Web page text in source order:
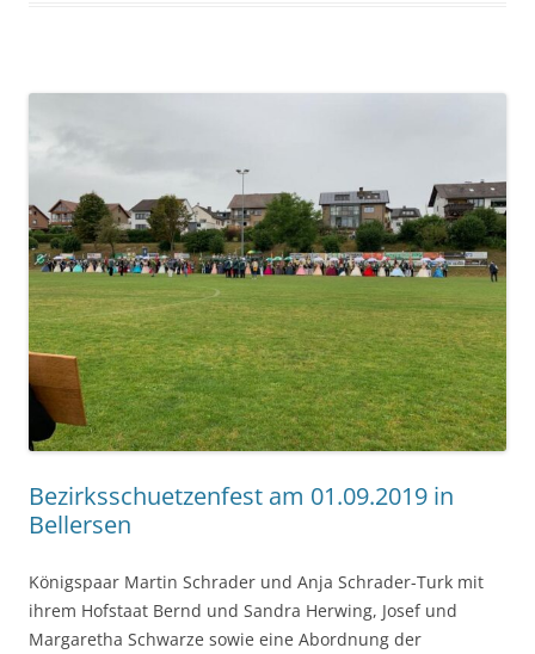
Bezirksschuetzenfest am 01.09.2019 in
Bellersen
Königspaar Martin Schrader und Anja Schrader-Turk mit
ihrem Hofstaat Bernd und Sandra Herwing, Josef und
Margaretha Schwarze sowie eine Abordnung der